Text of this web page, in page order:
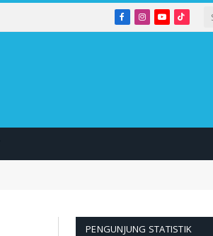
Facebook
Instagram
YouTubeTikTok
PENGUNJUNG STATISTIK